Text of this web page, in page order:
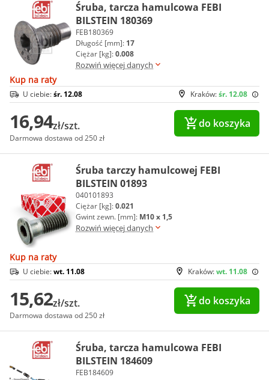
Śruba, tarcza hamulcowa FEBI
BILSTEIN 180369
FEB180369
Długość [mm]: 17
Ciężar [kg]:0.008
Rozwiń więcej danych
Kup na raty
Kraków:śr. 12.08
U ciebie:śr. 12.08
16,94zł/szt.
Darmowa dostawa od 250 zł
do koszyka
Śruba tarczy hamulcowej FEBI
BILSTEIN 01893
040101893
Ciężar [kg]:0.021
Gwint zewn. [mm]: M10 x 1,5
Rozwiń więcej danych
Kup na raty
Kraków:wt. 11.08
U ciebie:wt. 11.08
15,62zł/szt.
Darmowa dostawa od 250 zł
do koszyka
Śruba, tarcza hamulcowa FEBI
BILSTEIN 184609
FEB184609